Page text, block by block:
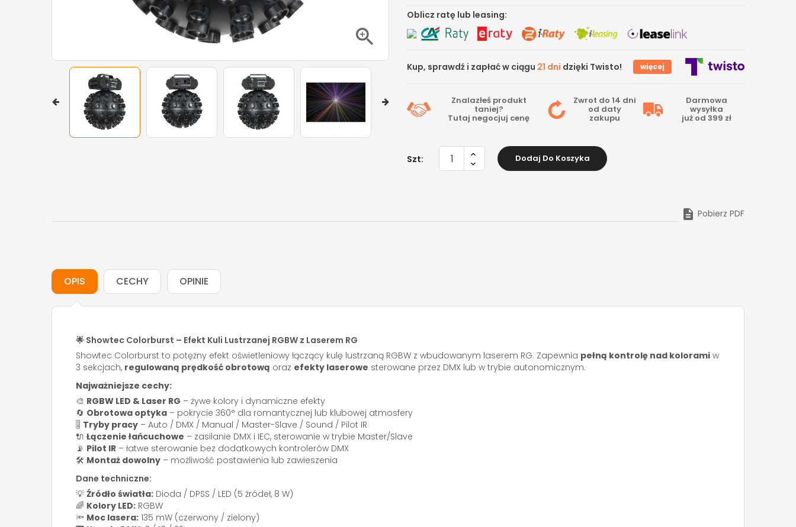

Oblicz ratę lub leasing:
Kup, sprawdź i zapłać w ciągu 21 dni dzięki Twisto! więcej
Znalazłeś produkt
taniej?
Tutaj negocjuj cenę
Zwrot do 14 dni
od daty
zakupu
Darmowa
wysyłka
już od 399 zł
Szt: Dodaj Do Koszyka
 Pobierz PDF
OPIS CECHY OPINIE
🌟 Showtec Colorburst – Efekt Kuli Lustrzanej RGBW z Laserem RG
Showtec Colorburst to potężny efekt oświetleniowy łączący kulę lustrzaną RGBW z wbudowanym laserem RG. Zapewnia pełną kontrolę nad kolorami w
3 sekcjach, regulowaną prędkość obrotową oraz efekty laserowe sterowane przez DMX lub w trybie autonomicznym.
Najważniejsze cechy:
🎨 RGBW LED & Laser RG – żywe kolory i dynamiczne efekty
🔄 Obrotowa optyka – pokrycie 360° dla romantycznej lub klubowej atmosfery
🎚️ Tryby pracy – Auto / DMX / Manual / Master-Slave / Sound / Pilot IR
🔌 Łączenie łańcuchowe – zasilanie DMX i IEC, sterowanie w trybie Master/Slave
📡 Pilot IR – łatwe sterowanie bez dodatkowych kontrolerów DMX
🛠️ Montaż dowolny – możliwość postawienia lub zawieszenia
Dane techniczne:
💡 Źródło światła: Dioda / DPSS / LED (5 źródeł, 8 W)
🌈 Kolory LED: RGBW
🔦 Moc lasera: 135 mW (czerwony / zielony)